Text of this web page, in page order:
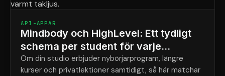
API-APPAR
Mindbody och HighLevel: Ett tydligt
schema per student för varje
program
Om din studio erbjuder nybörjarprogram, längre
kurser och privatlektioner samtidigt, så här matchar